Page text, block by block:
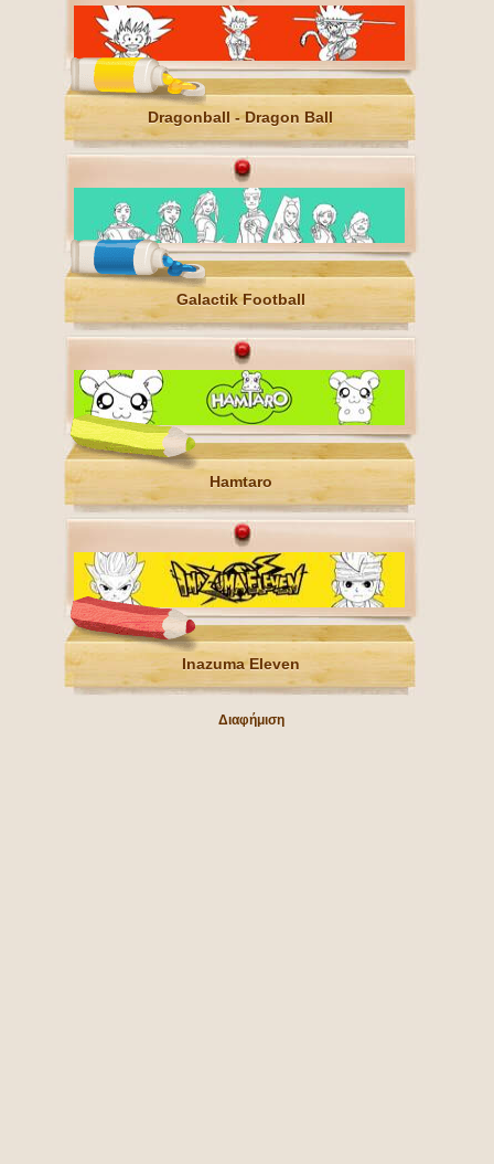
Dragonball - Dragon Ball
Galactik Football
Hamtaro
Inazuma Eleven
Διαφήμιση